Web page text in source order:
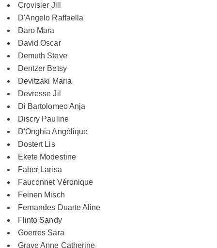
Crovisier Jill
D'Angelo Raffaella
Daro Mara
David Oscar
Demuth Steve
Dentzer Betsy
Devitzaki Maria
Devresse Jil
Di Bartolomeo Anja
Discry Pauline
D'Onghia Angélique
Dostert Lis
Ekete Modestine
Faber Larisa
Fauconnet Véronique
Feinen Misch
Fernandes Duarte Aline
Flinto Sandy
Goerres Sara
Grave Anne Catherine